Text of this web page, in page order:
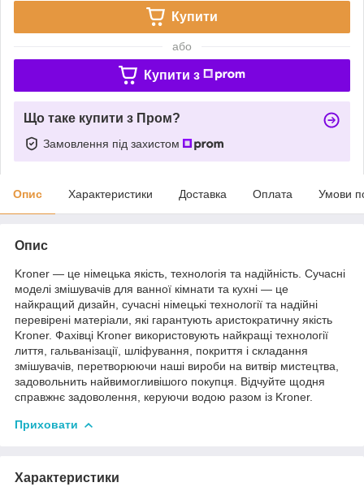
Купити
або
Купити з
Що таке купити з Пром?
Замовлення під захистом
Опис Характеристики Доставка Оплата Умови
Опис
Kroner — це німецька якість, технологія та надійність. Сучасні
моделі змішувачів для ванної кімнати та кухні — це
найкращий дизайн, сучасні німецькі технології та надійні
перевірені матеріали, які гарантують аристократичну якість
Kroner. Фахівці Kroner використовують найкращі технології
лиття, гальванізації, шліфування, покриття і складання
змішувачів, перетворюючи наші вироби на витвір мистецтва,
задовольнить найвимогливішого покупця. Відчуйте щодня
справжнє задоволення, керуючи водою разом із Kroner.
Приховати
Характеристики